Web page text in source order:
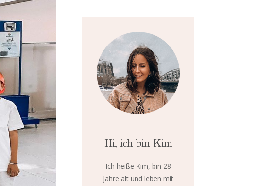
Hi, ich bin Kim
Ich heiße Kim, bin 28
Jahre alt und leben mit